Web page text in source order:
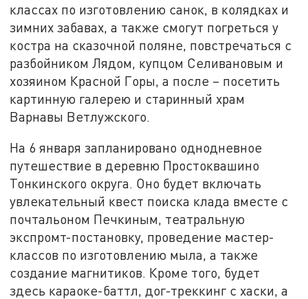
классах по изготовлению санок, в колядках и
зимних забавах, а также смогут погреться у
костра на сказочной поляне, повстречаться с
разбойником Лядом, купцом Селивановым и
хозяином Красной Горы, а после – посетить
картинную галерею и старинный храм
Варнавы Ветлужского.
На 6 января запланировано однодневное
путешествие в деревню Простоквашино
Тонкинского округа. Оно будет включать
увлекательный квест поиска клада вместе с
почтальоном Печкиным, театральную
экспромт-постановку, проведение мастер-
классов по изготовлению мыла, а также
создание магнитиков. Кроме того, будет
здесь караоке-баттл, дог-треккинг с хаски, а